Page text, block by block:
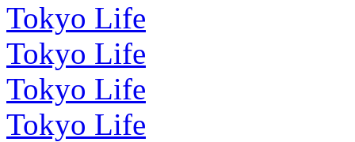
Tokyo Life
Tokyo Life
Tokyo Life
Tokyo Life